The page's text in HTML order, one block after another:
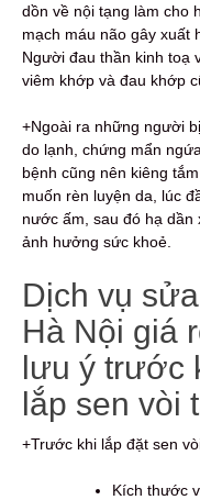
dồn về nội tạng làm cho
mạch máu não gây xuất
Người đau thần kinh toạ
viêm khớp và đau khớp
+Ngoài ra những người
do lạnh, chứng mẩn
bệnh cũng nên kiêng
muốn rèn luyện da, lúc
nước ấm, sau đó hạ
ảnh hưởng sức khoẻ.
Dịch vụ
Hà Nội giá
lưu ý trước
lắp sen vòi
+Trước khi lắp đặt sen
Kích thước